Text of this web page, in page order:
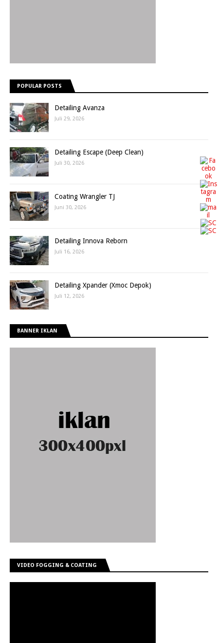
POPULAR POSTS
Detailing Avanza
Juli 29, 2026
Detailing Escape (Deep Clean)
Juli 30, 2026
Coating Wrangler TJ
Juni 30, 2026
Detailing Innova Reborn
Juli 16, 2026
Detailing Xpander (Xmoc Depok)
Juli 12, 2026
BANNER IKLAN
VIDEO FOGGING & COATING